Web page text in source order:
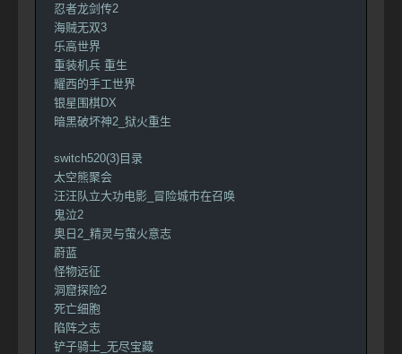
忍者龙剑传2
海贼无双3
乐高世界
重装机兵 重生
耀西的手工世界
银星围棋DX
暗黑破坏神2_狱火重生
switch520(3)目录
太空熊聚会
汪汪队立大功电影_冒险城市在召唤
鬼泣2
奥日2_精灵与萤火意志
蔚蓝
怪物远征
洞窟探险2
死亡细胞
陷阵之志
铲子骑士_无尽宝藏